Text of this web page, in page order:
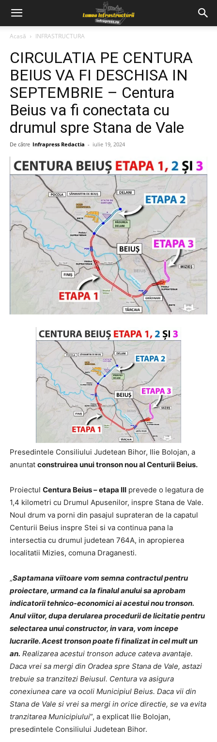
Acasă INFRASTRUCTURA
CIRCULATIA PE CENTURA
BEIUS VA FI DESCHISA IN
SEPTEMBRIE – Centura
Beius va fi conectata cu
drumul spre Stana de Vale
De către Infrapress Redactia - iulie 19, 2024
Presedintele Consiliului Judetean Bihor, Ilie Bolojan, a
anuntat construirea unui tronson nou al Centurii Beius.
Proiectul Centura Beius – etapa III prevede o legatura de
1,4 kilometri cu Drumul Apusenilor, inspre Stana de Vale.
Noul drum va porni din pasajul suprateran de la capatul
Centurii Beius inspre Stei si va continua pana la
intersectia cu drumul judetean 764A, in apropierea
localitatii Mizies, comuna Draganesti.
„Saptamana viitoare vom semna contractul pentru
proiectare, urmand ca la finalul anului sa aprobam
indicatorii tehnico-economici ai acestui nou tronson.
Anul viitor, dupa derularea procedurii de licitatie pentru
selectarea unui constructor, in vara, vom incepe
lucrarile. Acest tronson poate fi finalizat in cel mult un
an. Realizarea acestui tronson aduce cateva avantaje.
Daca vrei sa mergi din Oradea spre Stana de Vale, astazi
trebuie sa tranzitezi Beiusul. Centura va asigura
conexiunea care va ocoli Municipiul Beius. Daca vii din
Stana de Vale si vrei sa mergi in orice directie, se va evita
tranzitarea Municipiului”, a explicat Ilie Bolojan,
presedintele Consiliului Judetean Bihor.